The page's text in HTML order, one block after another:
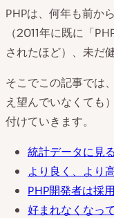
PHPは、何年も前か
（2011年に既に「
されたほど）、未だ
そこでこの記事では
え望んでいなくても
付けていきます。
統計データに見
より良く、より
PHP開発者は採
好まれなくなっ